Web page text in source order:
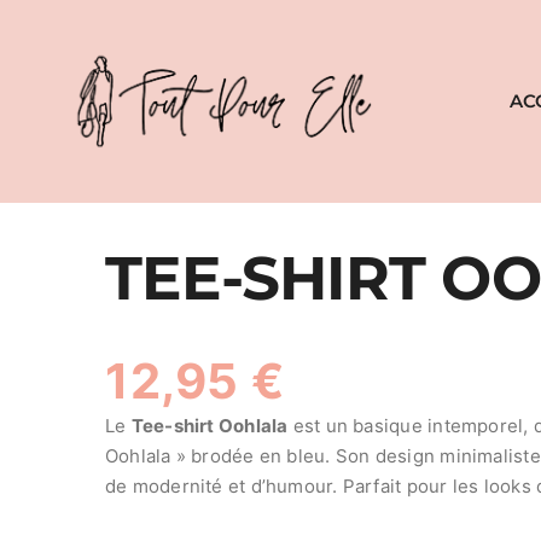
TEE-SHIRT
12,95 €
Le Tee-shirt Oohlala est un basique intemporel,
Oohlala » brodée en bleu. Son design
de modernité et d’humour. Parfait pour les